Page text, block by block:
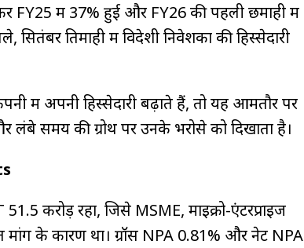
FY25 में 37% हुई और FY26 की पहली छमाही में
तिमाही में विदेशी निवेशकों की हिस्सेदारी
में अपनी हिस्सेदारी बढ़ाते हैं, तो यह आमतौर पर
समय की ग्रोथ पर उनके भरोसे को दिखाता है।
करोड़ रहा, जिसे MSME, माइक्रो-एंटरप्राइज
के कारण था। ग्रॉस NPA 0.81% और नेट NPA